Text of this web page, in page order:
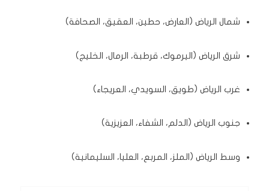
شمال الرياض (العارض، حطين، العقيق، الصحافة)
شرق الرياض (اليرموك، قرطبة، الرمال، الخليج)
غرب الرياض (طويق، السويدي، العريجاء)
جنوب الرياض (الدلم، الشفاء، العزيزية)
وسط الرياض (الملز، المربع، العليا، السليمانية)